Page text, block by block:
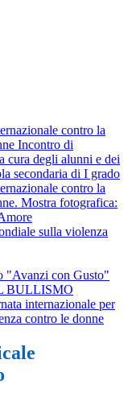
contro la
Incontro di
cura degli alunni e dei
secondaria di I grado
contro la
Mostra fotografica:
sulla violenza
"Avanzi con Gusto"
BULLISMO
internazionale per
contro le donne